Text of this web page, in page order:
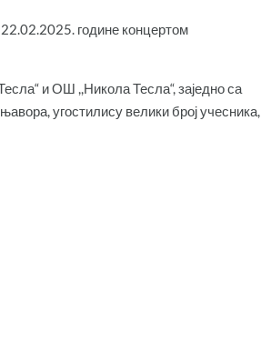
године концертом
и ОШ ,,Никола Тесла“, заједно са
угостилису велики број учесника,